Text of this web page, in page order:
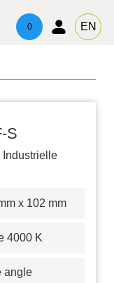
0 EN
S
x 102 mm
4000 K
angle